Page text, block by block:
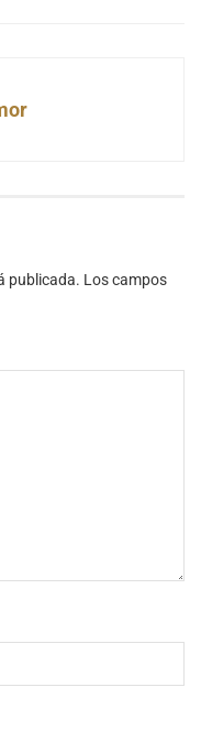
publicada. Los campos